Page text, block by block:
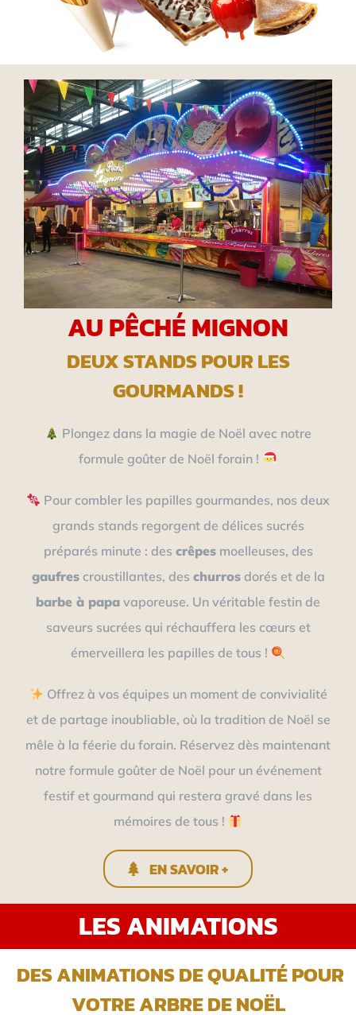
AU PÊCHÉ MIGNON
DEUX STANDS POUR LES
GOURMANDS !
Plongez dans la magie de Noël avec notre
formule goûter de Noël forain !
Pour combler les papilles gourmandes, nos deux
grands stands regorgent de délices sucrés
préparés minute : des crêpesmoelleuses, des
gaufrescroustillantes, des churrosdorés et de la
barbe à papa vaporeuse. Un véritable festin de
saveurs sucrées qui réchauffera les cœurs et
émerveillera les papilles de tous !
Offrez à vos équipes un moment de convivialité
et de partage inoubliable, où la tradition de Noël se
mêle à la féerie du forain. Réservez dès maintenant
notre formule goûter de Noël pour un événement
festif et gourmand qui restera gravé dans les
mémoires de tous !
EN SAVOIR +
LES ANIMATIONS
DES ANIMATIONS DE QUALITÉ POUR
VOTRE ARBRE DE NOËL